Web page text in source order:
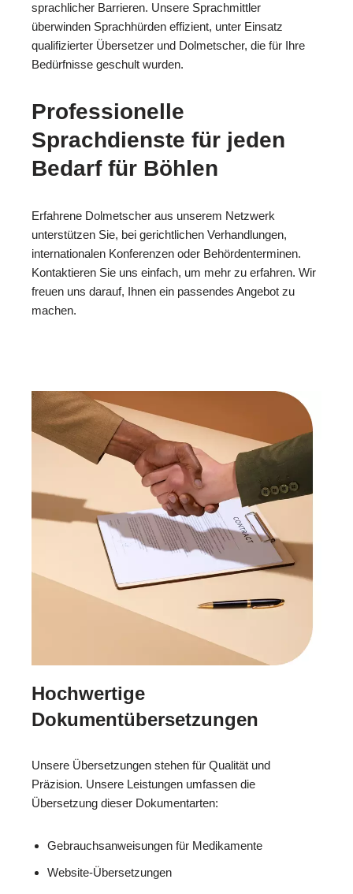
sprachlicher Barrieren. Unsere Sprachmittler
überwinden Sprachhürden effizient, unter Einsatz
qualifizierter Übersetzer und Dolmetscher, die für Ihre
Bedürfnisse geschult wurden.
Professionelle
Sprachdienste für jeden
Bedarf für Böhlen
Erfahrene Dolmetscher aus unserem Netzwerk
unterstützen Sie, bei gerichtlichen Verhandlungen,
internationalen Konferenzen oder Behördenterminen.
Kontaktieren Sie uns einfach, um mehr zu erfahren. Wir
freuen uns darauf, Ihnen ein passendes Angebot zu
machen.
Hochwertige
Dokumentübersetzungen
Unsere Übersetzungen stehen für Qualität und
Präzision. Unsere Leistungen umfassen die
Übersetzung dieser Dokumentarten:
Gebrauchsanweisungen für Medikamente
Website-Übersetzungen